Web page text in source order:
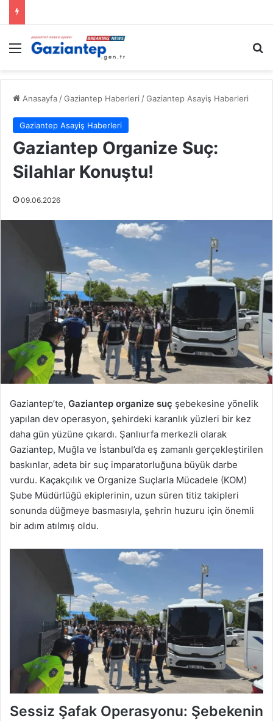
Menü
Anasayfa /Gaziantep Haberleri /Gaziantep Asayiş Haberleri
Gaziantep Asayiş Haberleri
Gaziantep Organize Suç:
Silahlar Konuştu!
09.06.2026
Gaziantep’te, Gaziantep organize suç şebekesine yönelik
yapılan dev operasyon, şehirdeki karanlık yüzleri bir kez
daha gün yüzüne çıkardı. Şanlıurfa merkezli olarak
Gaziantep, Muğla ve İstanbul’da eş zamanlı gerçekleştirilen
baskınlar, adeta bir suç imparatorluğuna büyük darbe
vurdu. Kaçakçılık ve Organize Suçlarla Mücadele (KOM)
Şube Müdürlüğü ekiplerinin, uzun süren titiz takipleri
sonunda düğmeye basmasıyla, şehrin huzuru için önemli
bir adım atılmış oldu.
Sessiz Şafak Operasyonu: Şebekenin